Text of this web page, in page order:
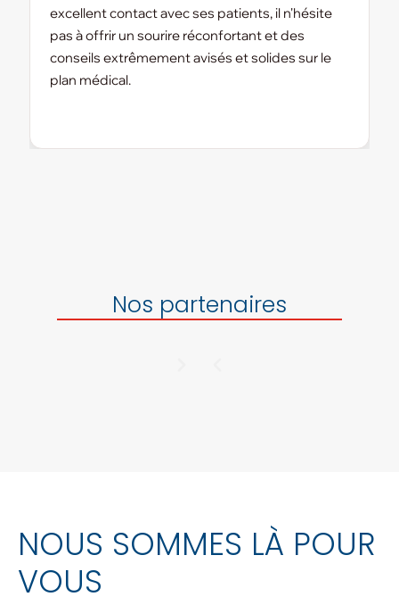
excellent contact avec ses patients, il n'hésite
pas à offrir un sourire réconfortant et des
conseils extrêmement avisés et solides sur le
plan médical.
Nos partenaires
NOUS SOMMES LÀ POUR
VOUS